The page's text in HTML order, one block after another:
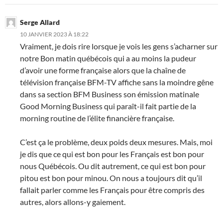
Serge Allard
10 JANVIER 2023 À 18:22
Vraiment, je dois rire lorsque je vois les gens s’acharner sur
notre Bon matin québécois qui a au moins la pudeur
d’avoir une forme française alors que la chaîne de
télévision française BFM-TV affiche sans la moindre gêne
dans sa section BFM Business son émission matinale
Good Morning Business qui paraît-il fait partie de la
morning routine de l’élite financière française.
C’est ça le problème, deux poids deux mesures. Mais, moi
je dis que ce qui est bon pour les Français est bon pour
nous Québécois. Ou dit autrement, ce qui est bon pour
pitou est bon pour minou. On nous a toujours dit qu’il
fallait parler comme les Français pour être compris des
autres, alors allons-y gaiement.